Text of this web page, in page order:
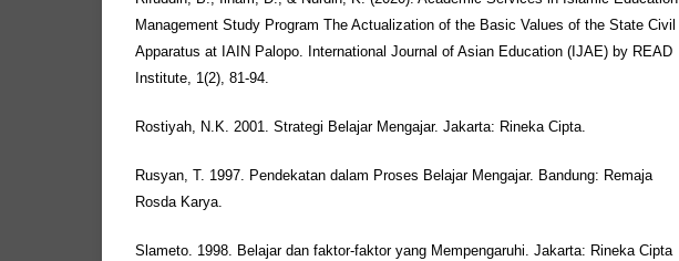
Management Study Program The Actualization of the Basic Values of the State Civil
Apparatus at IAIN Palopo. International Journal of Asian Education (IJAE) by READ
Institute, 1(2), 81-94.
Rostiyah, N.K. 2001. Strategi Belajar Mengajar. Jakarta: Rineka Cipta.
Rusyan, T. 1997. Pendekatan dalam Proses Belajar Mengajar. Bandung: Remaja
Rosda Karya.
Slameto. 1998. Belajar dan faktor-faktor yang Mempengaruhi. Jakarta: Rineka Cipta